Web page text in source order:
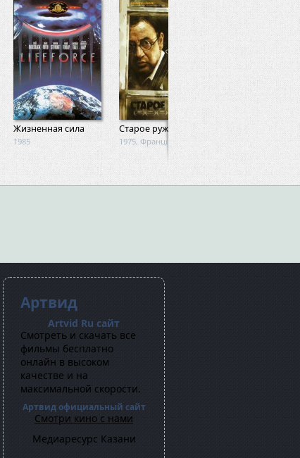
Жизненная сила
1985
Старое ружье
1975, Франция
Артвид
Artvid Ru сайт
Cмотреть и скачать все
фильмы бесплатно
онлайн в высоком
качестве и на
максимальной скорости.
Артвид официальный сайт
Смотри кино с нами
Медиаресурс Казани